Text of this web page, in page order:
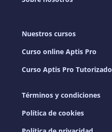
Nuestros cursos
Curso online Aptis Pro
Curso Aptis Pro Tutorizado
Términos y condiciones
Política de cookies